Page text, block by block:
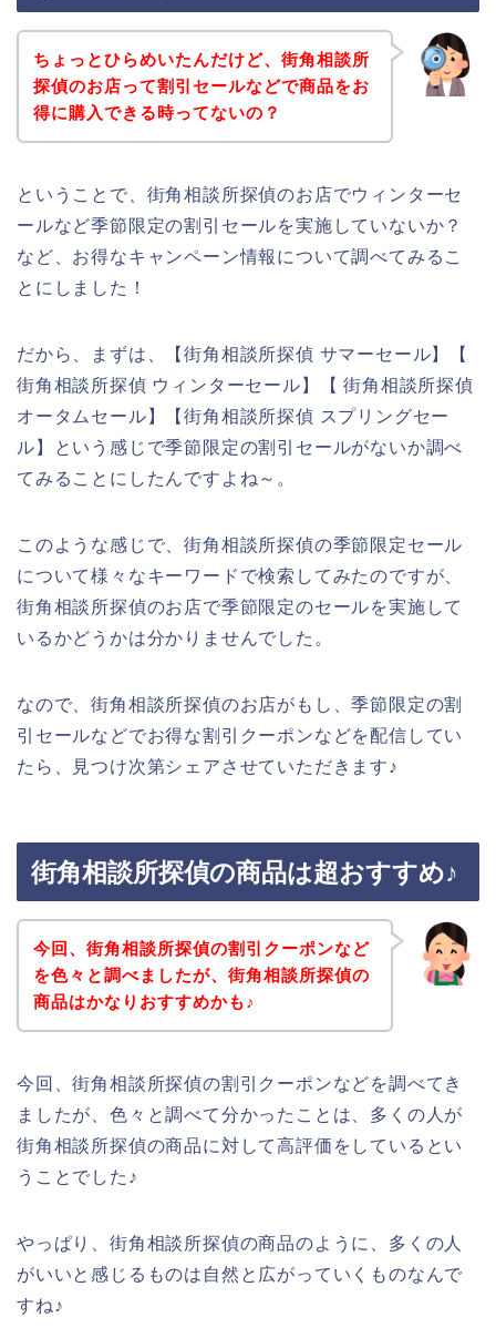
ちょっとひらめいたんだけど、街角相談所
探偵のお店って割引セールなどで商品をお
得に購入できる時ってないの？
ということで、街角相談所探偵のお店でウィンターセ
ールなど季節限定の割引セールを実施していないか？
など、お得なキャンペーン情報について調べてみるこ
とにしました！
だから、まずは、【街角相談所探偵 サマーセール】【
街角相談所探偵 ウィンターセール】【 街角相談所探偵
オータムセール】【街角相談所探偵 スプリングセー
ル】という感じで季節限定の割引セールがないか調べ
てみることにしたんですよね～。
このような感じで、街角相談所探偵の季節限定セール
について様々なキーワードで検索してみたのですが、
街角相談所探偵のお店で季節限定のセールを実施して
いるかどうかは分かりませんでした。
なので、街角相談所探偵のお店がもし、季節限定の割
引セールなどでお得な割引クーポンなどを配信してい
たら、見つけ次第シェアさせていただきます♪
街角相談所探偵の商品は超おすすめ♪
今回、街角相談所探偵の割引クーポンなど
を色々と調べましたが、街角相談所探偵の
商品はかなりおすすめかも♪
今回、街角相談所探偵の割引クーポンなどを調べてき
ましたが、色々と調べて分かったことは、多くの人が
街角相談所探偵の商品に対して高評価をしているとい
うことでした♪
やっぱり、街角相談所探偵の商品のように、多くの人
がいいと感じるものは自然と広がっていくものなんで
すね♪